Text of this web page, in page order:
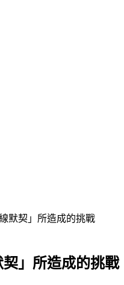
默契」所造成的挑戰
」所造成的挑戰